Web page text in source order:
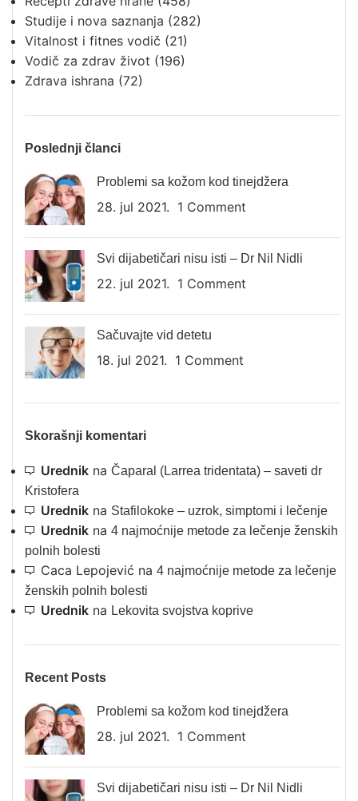
Studije i nova saznanja (282)
Vitalnost i fitnes vodič (21)
Vodič za zdrav život (196)
Zdrava ishrana (72)
Poslednji članci
Problemi sa kožom kod tinejdžera
28. jul 2021. 1 Comment
Svi dijabetičari nisu isti – Dr Nil Nidli
22. jul 2021. 1 Comment
Sačuvajte vid detetu
18. jul 2021. 1 Comment
Skorašnji komentari
Urednik na Čaparal (Larrea tridentata) – saveti dr
Kristofera
Urednik na Stafilokoke – uzrok, simptomi i lečenje
Urednik na 4 najmoćnije metode za lečenje ženskih
polnih bolesti
Caca Lepojević na 4 najmoćnije metode za lečenje
ženskih polnih bolesti
Urednik na Lekovita svojstva koprive
Recent Posts
Problemi sa kožom kod tinejdžera
28. jul 2021. 1 Comment
Svi dijabetičari nisu isti – Dr Nil Nidli